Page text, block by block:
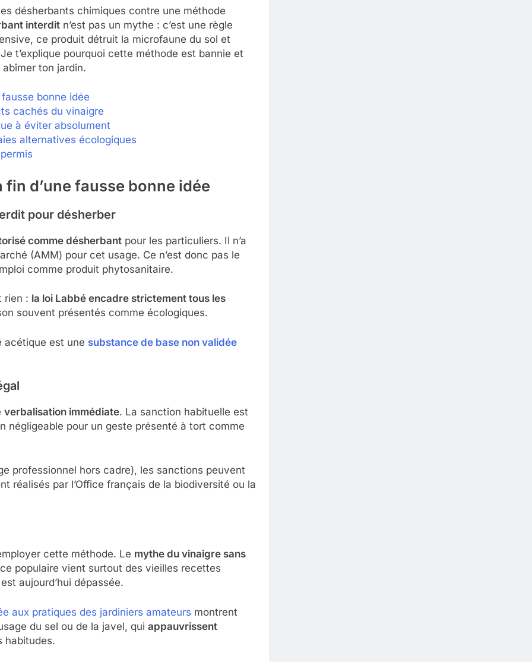
désherbants chimiques contre une méthode
interdit n’est pas un mythe : c’est une règle
ce produit détruit la microfaune du sol et
t’explique pourquoi cette méthode est bannie et
ton jardin.
bonne idée
cachés du vinaigre
à éviter absolument
alternatives écologiques
d’une fausse bonne idée
pour désherber
comme désherbant pour les particuliers. Il n’a
(AMM) pour cet usage. Ce n’est donc pas le
comme produit phytosanitaire.
rien : la loi Labbé encadre strictement tous les
souvent présentés comme écologiques.
acétique est une substance de base non validée
verbalisation immédiate. La sanction habituelle est
négligeable pour un geste présenté à tort comme
professionnel hors cadre), les sanctions peuvent
réalisés par l’Office français de la biodiversité ou la
cette méthode. Le mythe du vinaigre sans
populaire vient surtout des vieilles recettes
aujourd’hui dépassée.
aux pratiques des jardiniers amateurs montrent
du sel ou de la javel, qui appauvrissent
habitudes.